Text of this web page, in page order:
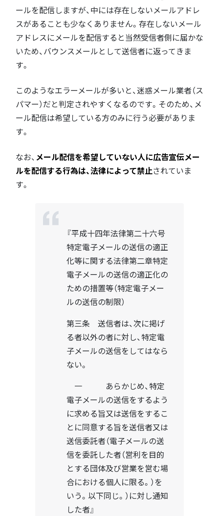
ールを配信しますが、中には存在しないメールアドレ
スがあることも少なくありません。存在しないメール
アドレスにメールを配信すると当然受信者側に届かな
いため、バウンスメールとして送信者に返ってきま
す。
このようなエラーメールが多いと、迷惑メール業者（ス
パマー）だと判定されやすくなるのです。そのため、メ
ール配信は希望している方のみに行う必要がありま
す。
なお、メール配信を希望していない人に広告宣伝メー
ルを配信する行為は、法律によって禁止されていま
す。
『平成十四年法律第二十六号
特定電子メールの送信の適正
化等に関する法律第二章特定
電子メールの送信の適正化の
ための措置等（特定電子メー
ルの送信の制限）
第三条 送信者は、次に掲げ
る者以外の者に対し、特定電
子メールの送信をしてはなら
ない。
一 あらかじめ、特定
電子メールの送信をするよう
に求める旨又は送信をするこ
とに同意する旨を送信者又は
送信委託者（電子メールの送
信を委託した者（営利を目的
とする団体及び営業を営む場
合における個人に限る。）を
いう。以下同じ。）に対し通知
した者』